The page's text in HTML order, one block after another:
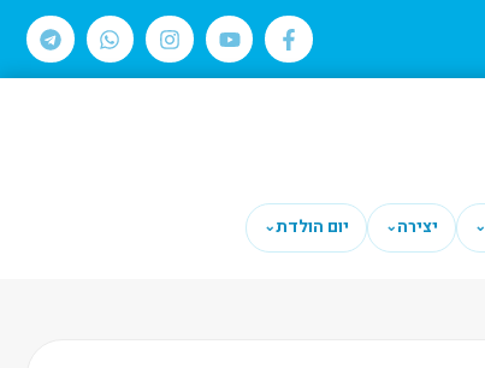
⌄ יצירה⌄ יום הולדת⌄